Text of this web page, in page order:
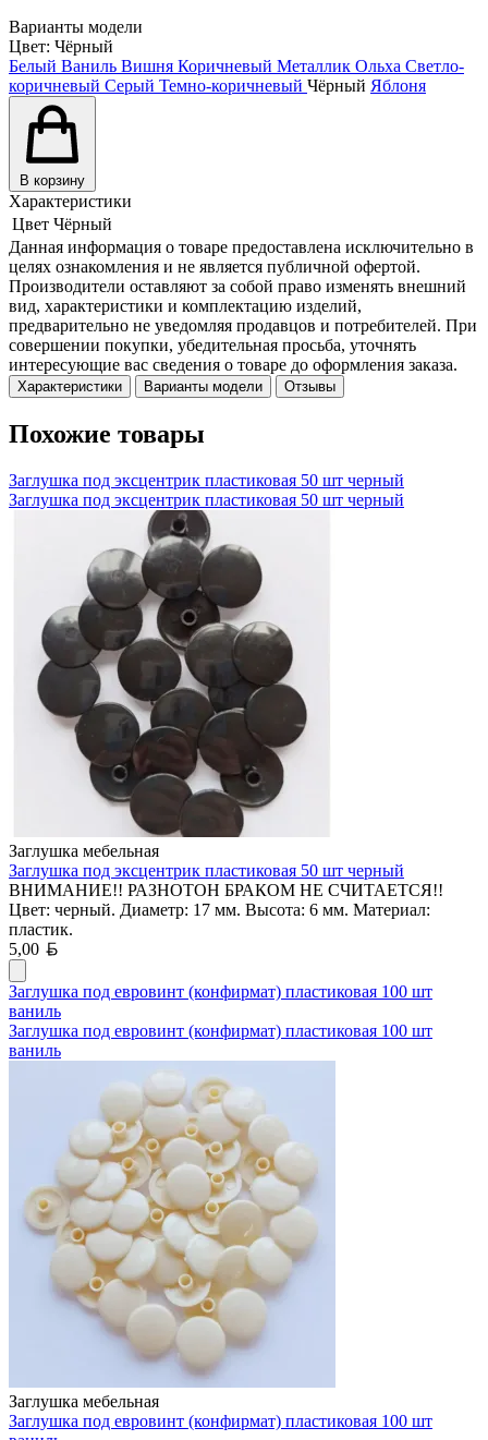
Варианты модели
Цвет: Чёрный
Белый Ваниль Вишня Коричневый Металлик Ольха Светло-
коричневый Серый Темно-коричневый Чёрный Яблоня
В корзину
Характеристики
Цвет Чёрный
Данная информация о товаре предоставлена исключительно в
целях ознакомления и не является публичной офертой.
Производители оставляют за собой право изменять внешний
вид, характеристики и комплектацию изделий,
предварительно не уведомляя продавцов и потребителей. При
совершении покупки, убедительная просьба, уточнять
интересующие вас сведения о товаре до оформления заказа.
Характеристики Варианты модели Отзывы
Похожие товары
Заглушка под эксцентрик пластиковая 50 шт черный
Заглушка под эксцентрик пластиковая 50 шт черный
Заглушка мебельная
Заглушка под эксцентрик пластиковая 50 шт черный
ВНИМАНИЕ!! РАЗНОТОН БРАКОМ НЕ СЧИТАЕТСЯ!!
Цвет: черный. Диаметр: 17 мм. Высота: 6 мм. Материал:
пластик.
5,00
Заглушка под евровинт (конфирмат) пластиковая 100 шт
ваниль
Заглушка под евровинт (конфирмат) пластиковая 100 шт
ваниль
Заглушка мебельная
Заглушка под евровинт (конфирмат) пластиковая 100 шт